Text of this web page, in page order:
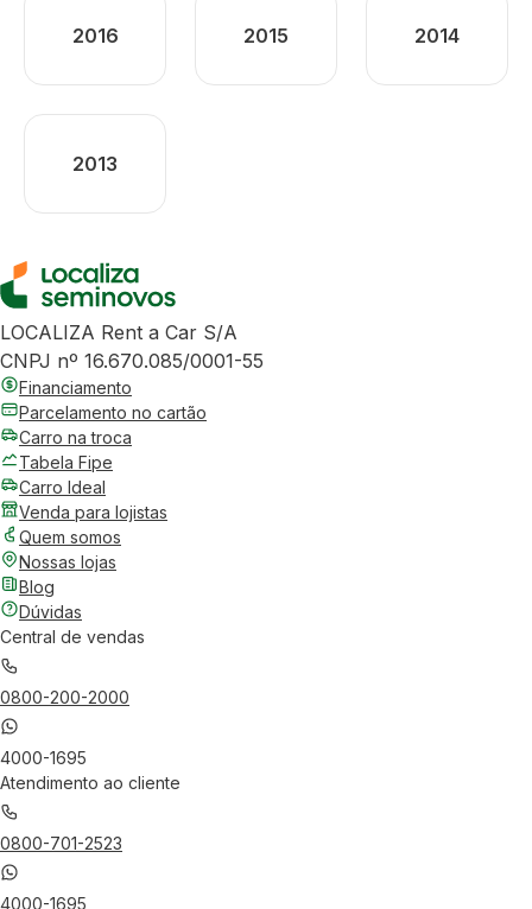
2016 2015 2014
2013
LOCALIZA Rent a Car S/A
CNPJ nº 16.670.085/0001-55
Financiamento
Parcelamento no cartão
Carro na troca
Tabela Fipe
Carro Ideal
Venda para lojistas
Quem somos
Nossas lojas
Blog
Dúvidas
Central de vendas
0800-200-2000
4000-1695
Atendimento ao cliente
0800-701-2523
4000-1695